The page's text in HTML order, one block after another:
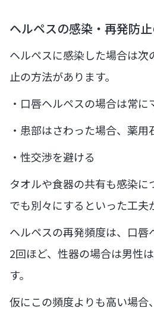
ヘルペスの感染・再発防
ヘルペスに感染した場合は
止の方法があります。
・口唇ヘルペスの場合は常に
・患部はさわった場合、薬
・性交渉を避ける
タオルや食器の共有も感染に
でも別々にするといった工夫
ヘルペスの再発頻度は、口唇
2回ほど、性器の場合は男性
す。
仮にこの頻度よりも高い場合